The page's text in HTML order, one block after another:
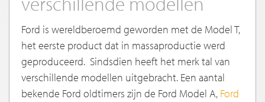
Ford is wereldberoemd geworden met de Model T,
het eerste product dat in massaproductie werd
geproduceerd. Sindsdien heeft het merk tal van
verschillende modellen uitgebracht. Een aantal
bekende Ford oldtimers zijn de Ford Model A, Ford